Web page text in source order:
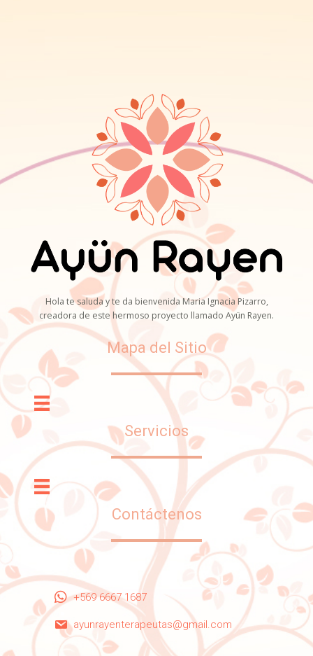
Hola te saluda y te da bienvenida Maria Ignacia Pizarro,
creadora de este hermoso proyecto llamado Ayün Rayen.
Mapa del Sitio
Servicios
Contáctenos
+569 6667 1687
ayunrayenterapeutas@gmail.com